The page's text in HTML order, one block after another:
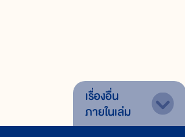
เรื่องอื่น
ภายในเล่ม